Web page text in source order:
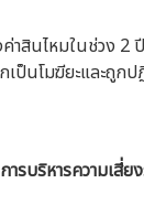
สินไหมในช่วง
นโมฆียะและถูกป
การบริหารความเสี่ย